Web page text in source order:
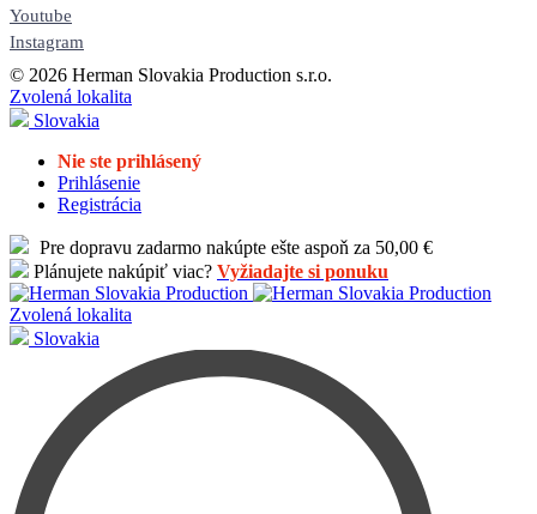
Youtube
Instagram
© 2026 Herman Slovakia Production s.r.o.
Zvolená lokalita
Slovakia
Nie ste prihlásený
Prihlásenie
Registrácia
Pre dopravu zadarmo nakúpte ešte aspoň za 50,00 €
Plánujete nakúpiť viac? Vyžiadajte si ponuku
Zvolená lokalita
Slovakia